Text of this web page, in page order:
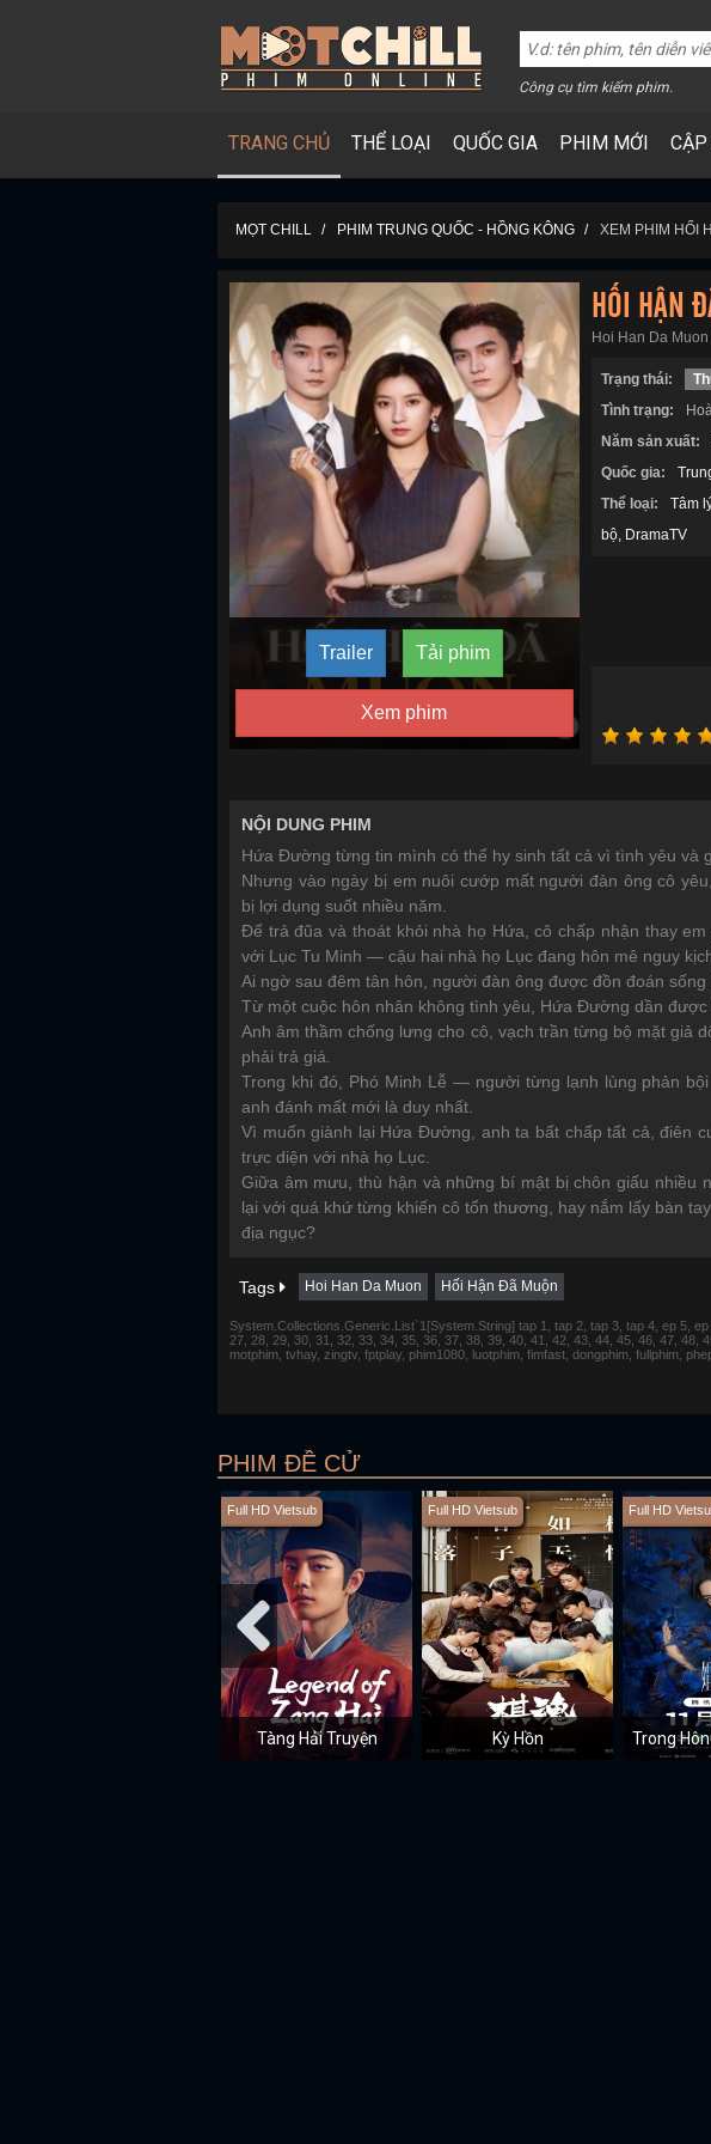
Công cụ tìm kiếm phim.
TRANG CHỦ THỂ LOẠI QUỐC GIA PHIM MỚI
MỌT CHILL PHIM TRUNG QUỐC - HỒNG KÔNG XEM PHIM HỐI
Trailer Tải phim
Xem phim
HỐI HẬN
Hoi Han Da
Trạng thái:
Tình trạng:
Năm sản xuất:
Quốc gia:
Thể loại:
Tâm
bộ
DramaTV
NỘI DUNG PHIM
Hứa Đường từng tin mình có thể hy sinh tất cả vì tình yêu và
Nhưng vào ngày bị em nuôi cướp mất người đàn ông cô
bị lợi dụng suốt nhiều năm.
Để trả đũa và thoát khỏi nhà họ Hứa, cô chấp nhận thay
với Lục Tu Minh — cậu hai nhà họ Lục đang hôn mê nguy
Ai ngờ sau đêm tân hôn, người đàn ông được đồn đoán sống
Từ một cuộc hôn nhân không tình yêu, Hứa Đường dần được
Anh âm thầm chống lưng cho cô, vạch trần từng bộ mặt giả
phải trả giá.
Trong khi đó, Phó Minh Lễ — người từng lạnh lùng phản
anh đánh mất mới là duy nhất.
Vì muốn giành lại Hứa Đường, anh ta bất chấp tất cả, điên
trực diện với nhà họ Lục.
Giữa âm mưu, thù hận và những bí mật bị chôn giấu nhiều
lại với quá khứ từng khiến cô tổn thương, hay nắm lấy bàn
địa ngục?
Tags Hoi Han Da Muon Hối Hận Đã Muộn
System.Collections.Generic.List`1[System.String] tap 1, tap 2, tap 3, tap 4, ep 5,
27, 28, 29, 30, 31, 32, 33, 34, 35, 36, 37, 38, 39, 40, 41, 42, 43, 44, 45, 46, 47, 48,
motphim, tvhay, zingtv, fptplay, phim1080, luotphim, fimfast, dongphim, fullphim,
PHIM ĐỀ CỬ
Full HD Vietsub
Tàng Hải Truyện
Full HD Vietsub
Kỳ Hồn
Full HD